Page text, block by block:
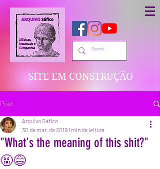
SITE EM CONSTRUÇÃO
Post
"What's the meaning of this shit?"
🤬😅
Arquivo Sáfico
30 de mar. de 20191 min de leitura